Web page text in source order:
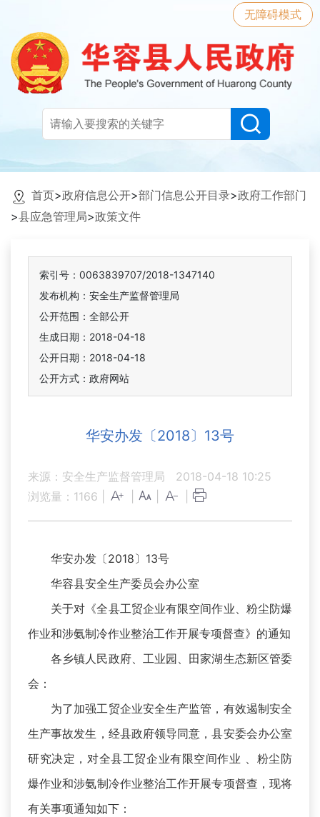
无障碍模式
首页>政府信息公开>部门信息公开目录>政府工作部门
>县应急管理局>政策文件
索引号：0063839707/2018-1347140
发布机构：安全生产监督管理局
公开范围：全部公开
生成日期：2018-04-18
公开日期：2018-04-18
公开方式：政府网站
华安办发〔2018〕13号
来源：安全生产监督管理局
2018-04-18 10:25
浏览量： 1166
华安办发〔2018〕13号
华容县安全生产委员会办公室
关于对《全县工贸企业有限空间作业、粉尘防爆
作业和涉氨制冷作业整治工作开展专项督查》的通知
各乡镇人民政府、工业园、田家湖生态新区管委
会：
为了加强工贸企业安全生产监管，有效遏制安全
生产事故发生，经县政府领导同意，县安委会办公室
研究决定，对全县工贸企业有限空间作业 、粉尘防
爆作业和涉氨制冷作业整治工作开展专项督查，现将
有关事项通知如下：